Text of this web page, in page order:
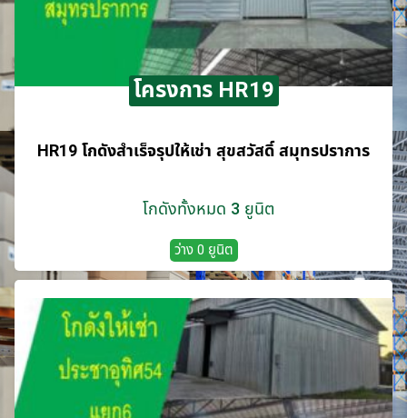
โครงการ HR19
HR19 โกดังสำเร็จรุปให้เช่า สุขสวัสดิ์ สมุทรปราการ
โกดังทั้งหมด 3 ยูนิต
ว่าง 0 ยูนิต